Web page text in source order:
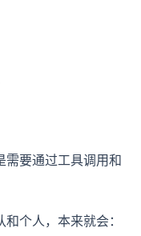
需要通过工具调用和
个人，本来就会：